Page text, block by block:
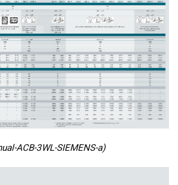
ACB-3WL-SIEMENS-a)